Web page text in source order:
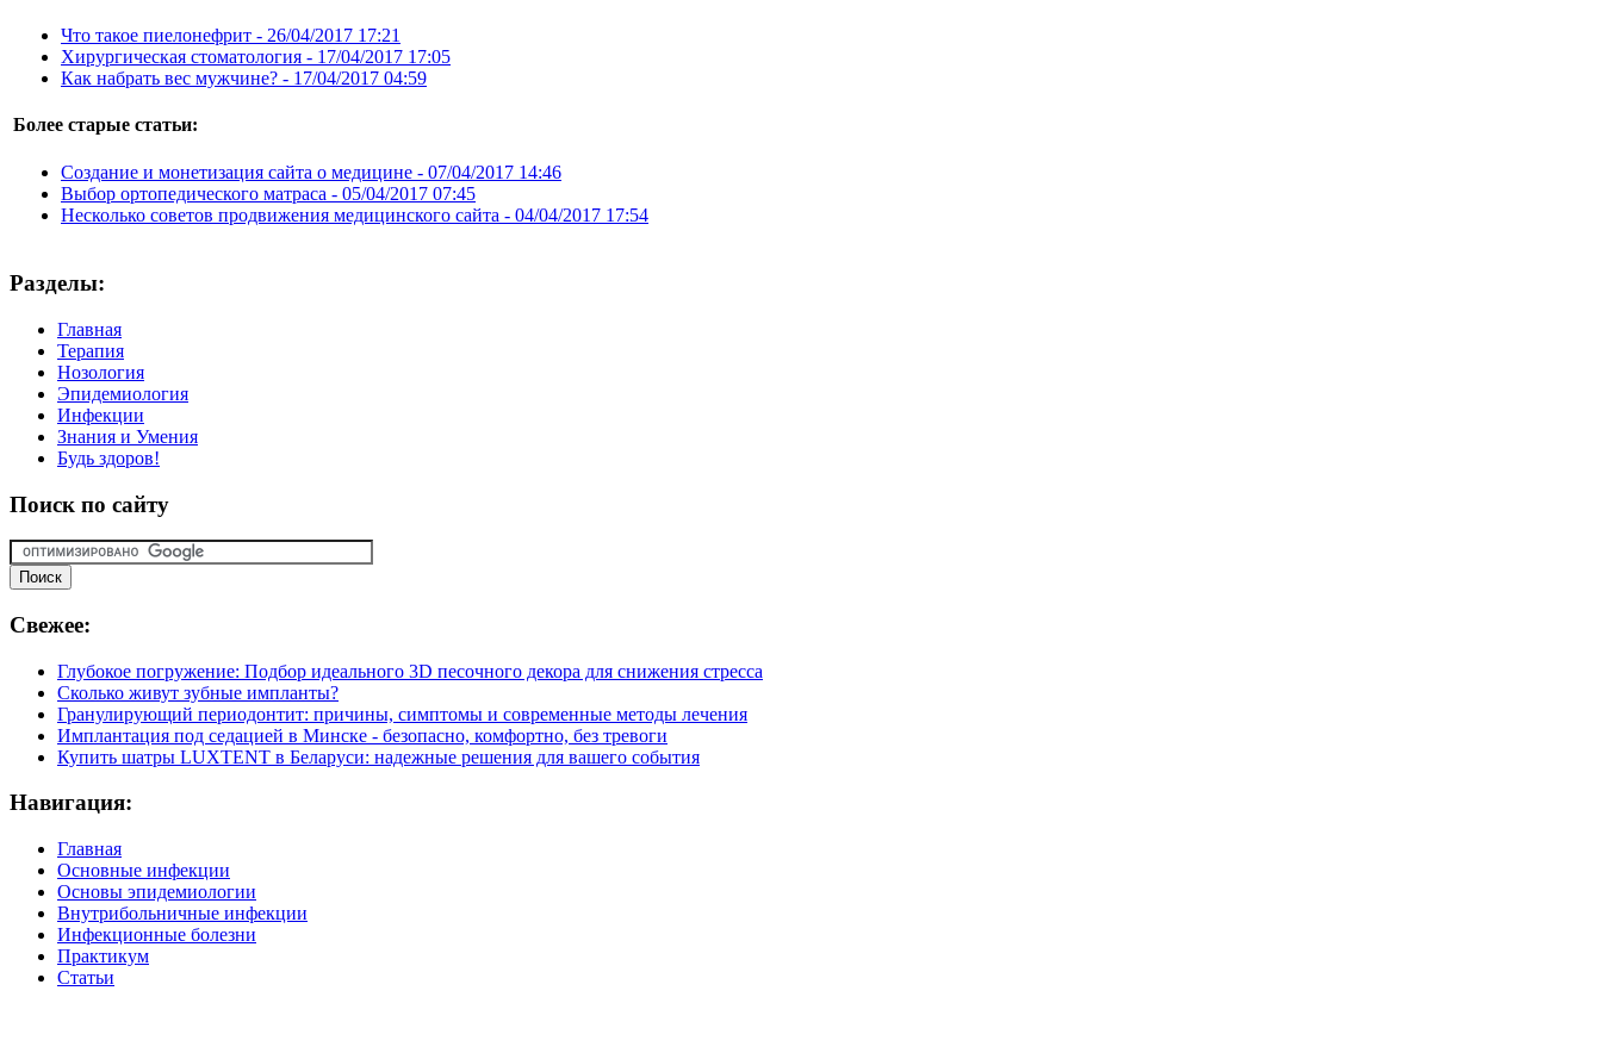
Что такое пиелонефрит - 26/04/2017 17:21
Хирургическая стоматология - 17/04/2017 17:05
Как набрать вес мужчине? - 17/04/2017 04:59
Более старые статьи:
Создание и монетизация сайта о медицине - 07/04/2017 14:46
Выбор ортопедического матраса - 05/04/2017 07:45
Несколько советов продвижения медицинского сайта - 04/04/2017 17:54
Разделы:
Главная
Терапия
Нозология
Эпидемиология
Инфекции
Знания и Умения
Будь здоров!
Поиск по сайту
Свежее:
Глубокое погружение: Подбор идеального 3D песочного декора для снижения стресса
Сколько живут зубные импланты?
Гранулирующий периодонтит: причины, симптомы и современные методы лечения
Имплантация под седацией в Минске - безопасно, комфортно, без тревоги
Купить шатры LUXTENT в Беларуси: надежные решения для вашего события
Навигация:
Главная
Основные инфекции
Основы эпидемиологии
Внутрибольничные инфекции
Инфекционные болезни
Практикум
Статьи